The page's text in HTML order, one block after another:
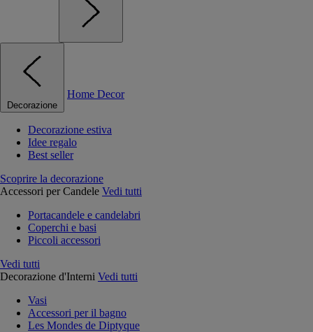
Decorazione
Home Decor
Decorazione estiva
Idee regalo
Best seller
Scoprire la decorazione
Accessori per Candele Vedi tutti
Portacandele e candelabri
Coperchi e basi
Piccoli accessori
Vedi tutti
Decorazione d'Interni Vedi tutti
Vasi
Accessori per il bagno
Les Mondes de Diptyque